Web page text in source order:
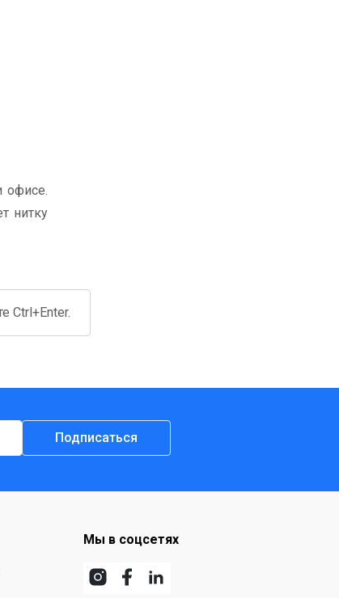
офисе.
нитку
Ctrl+Enter.
Подписаться
Мы в соцсетях